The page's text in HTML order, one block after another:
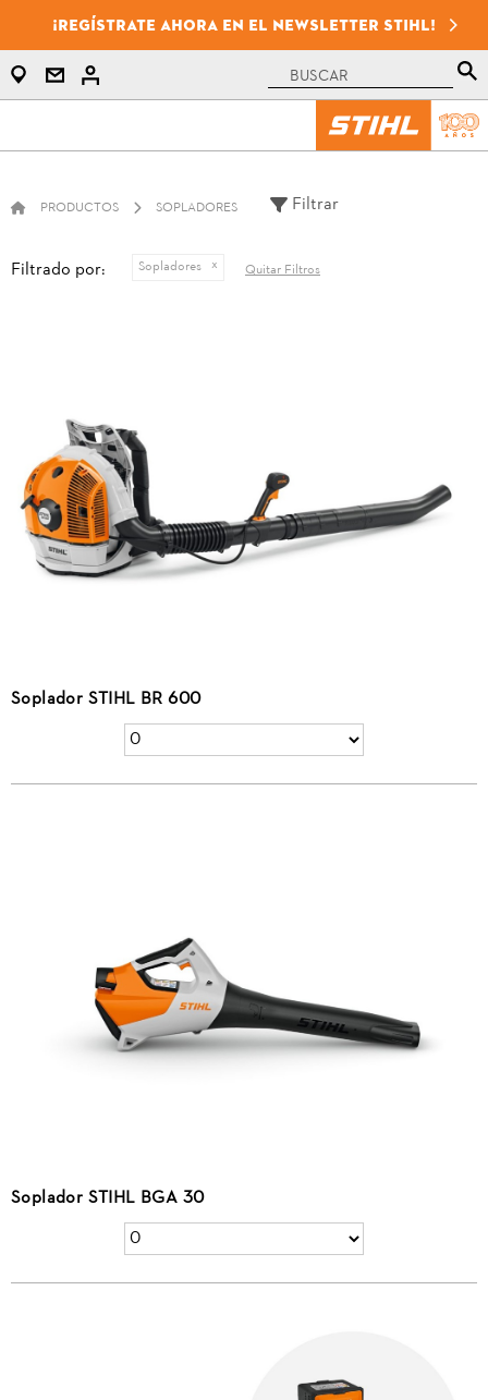
¡Regístrate ahora en el newsletter STIHL!
PRODUCTOS SOPLADORES Filtrar
Filtrado por: Sopladores Quitar Filtros
Soplador STIHL BR 600
Soplador STIHL BGA 30